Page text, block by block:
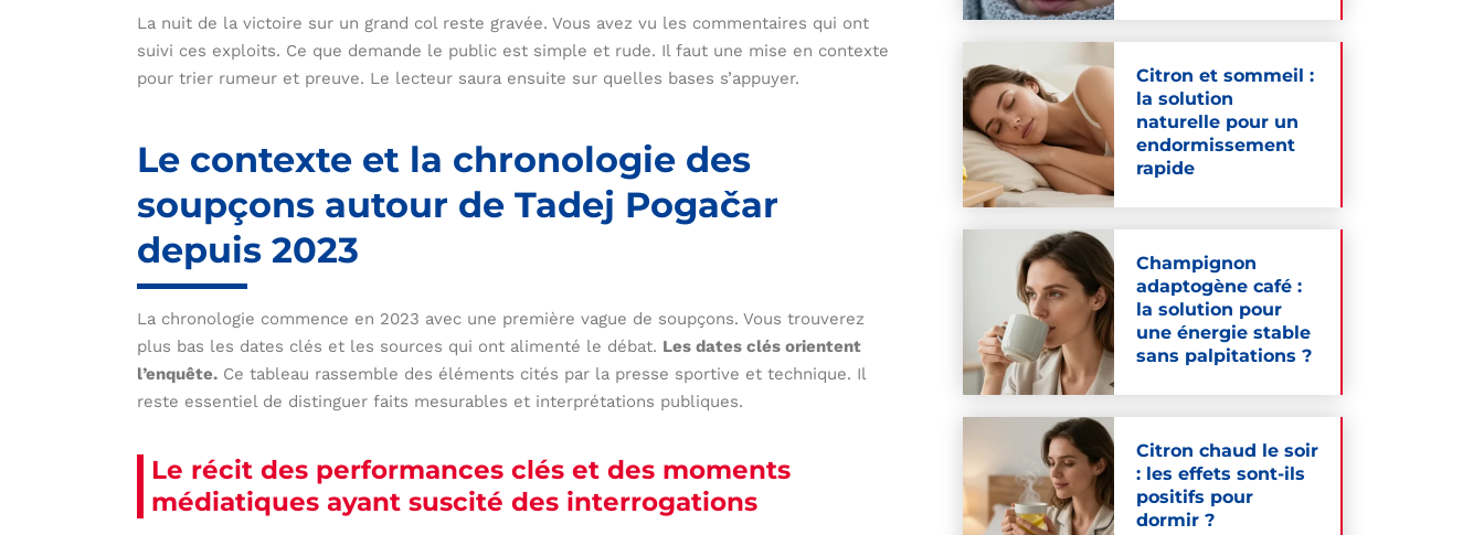
La nuit de la victoire sur un grand col reste gravée. Vous avez vu les commentaires qui ont
suivi ces exploits. Ce que demande le public est simple et rude. Il faut une mise en contexte
pour trier rumeur et preuve. Le lecteur saura ensuite sur quelles bases s’appuyer.
Le contexte et la chronologie des
soupçons autour de Tadej Pogačar
depuis 2023
La chronologie commence en 2023 avec une première vague de soupçons. Vous trouverez
plus bas les dates clés et les sources qui ont alimenté le débat. Les dates clés orientent
l’enquête. Ce tableau rassemble des éléments cités par la presse sportive et technique. Il
reste essentiel de distinguer faits mesurables et interprétations publiques.
Le récit des performances clés et des moments
médiatiques ayant suscité des interrogations
Citron et sommeil :
la solution
naturelle pour un
endormissement
rapide
Champignon
adaptogène café :
la solution pour
une énergie stable
sans palpitations ?
Citron chaud le soir
: les effets sont-ils
positifs pour
dormir ?